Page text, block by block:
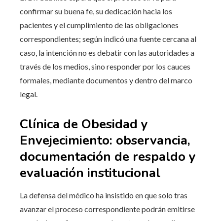
confirmar su buena fe, su dedicación hacia los
pacientes y el cumplimiento de las obligaciones
correspondientes; según indicó una fuente cercana al
caso, la intención no es debatir con las autoridades a
través de los medios, sino responder por los cauces
formales, mediante documentos y dentro del marco
legal.
Clínica de Obesidad y
Envejecimiento: observancia,
documentación de respaldo y
evaluación institucional
La defensa del médico ha insistido en que solo tras
avanzar el proceso correspondiente podrán emitirse